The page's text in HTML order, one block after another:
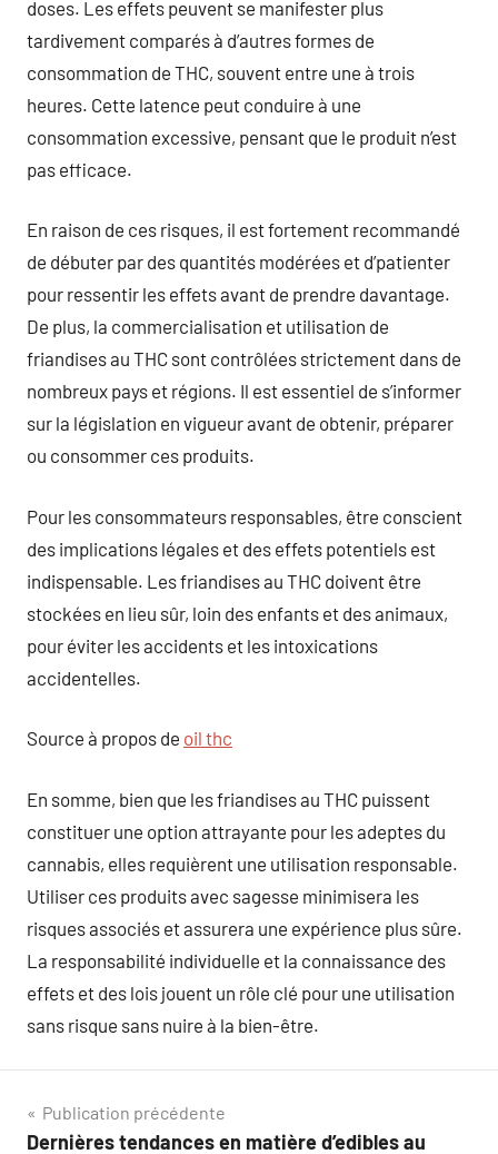
doses. Les effets peuvent se manifester plus
tardivement comparés à d’autres formes de
consommation de THC, souvent entre une à trois
heures. Cette latence peut conduire à une
consommation excessive, pensant que le produit n’est
pas efficace.
En raison de ces risques, il est fortement recommandé
de débuter par des quantités modérées et d’patienter
pour ressentir les effets avant de prendre davantage.
De plus, la commercialisation et utilisation de
friandises au THC sont contrôlées strictement dans de
nombreux pays et régions. Il est essentiel de s’informer
sur la législation en vigueur avant de obtenir, préparer
ou consommer ces produits.
Pour les consommateurs responsables, être conscient
des implications légales et des effets potentiels est
indispensable. Les friandises au THC doivent être
stockées en lieu sûr, loin des enfants et des animaux,
pour éviter les accidents et les intoxications
accidentelles.
Source à propos de oil thc
En somme, bien que les friandises au THC puissent
constituer une option attrayante pour les adeptes du
cannabis, elles requièrent une utilisation responsable.
Utiliser ces produits avec sagesse minimisera les
risques associés et assurera une expérience plus sûre.
La responsabilité individuelle et la connaissance des
effets et des lois jouent un rôle clé pour une utilisation
sans risque sans nuire à la bien-être.
Navigation
Publication précédente
Dernières tendances en matière d’edibles au